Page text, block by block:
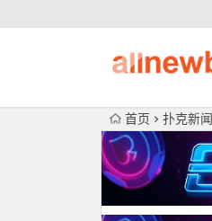
首页 扑克新闻